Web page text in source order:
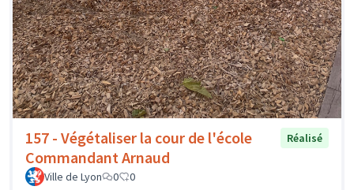
157 - Végétaliser la cour de l'école
Commandant Arnaud
Réalisé
Ville de Lyon 0 0